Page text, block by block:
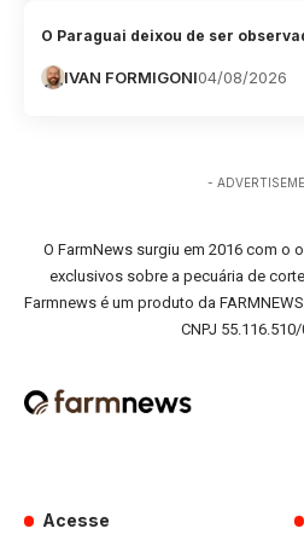
O Paraguai deixou de ser
IVAN FORMIGONI04/08/2026
-
O FarmNews surgiu em 2016 com o
exclusivos sobre a pecuária de
Farmnews é um produto da FARMNEWS
CNPJ 55.116.510/
Acesse